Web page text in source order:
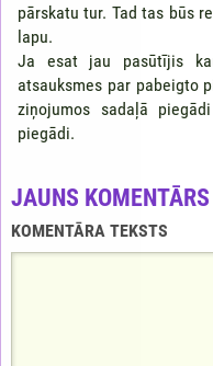
pārskatu tur. Tad tas būs
lapu.
Ja esat jau pasūtījis
atsauksmes par pabeigto
ziņojumos sadaļā
piegādi.
JAUNS KOMENTĀRS
KOMENTĀRA TEKSTS